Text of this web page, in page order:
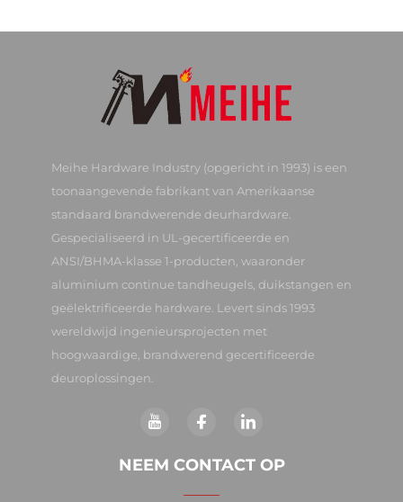
Meihe Hardware Industry (opgericht in 1993) is een
toonaangevende fabrikant van Amerikaanse
standaard brandwerende deurhardware.
Gespecialiseerd in UL-gecertificeerde en
ANSI/BHMA-klasse 1-producten, waaronder
aluminium continue tandheugels, duikstangen en
geëlektrificeerde hardware. Levert sinds 1993
wereldwijd ingenieursprojecten met
hoogwaardige, brandwerend gecertificeerde
deuroplossingen.
NEEM CONTACT OP